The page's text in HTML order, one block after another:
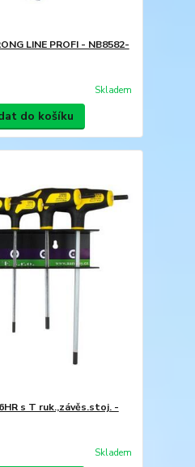
LINE PROFI - NB8582-
Skladem
do košíku
s T ruk.,závěs.stoj. -
Skladem